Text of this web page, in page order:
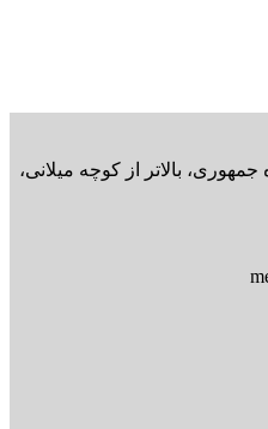
بالاتر از کوچه میلانی،